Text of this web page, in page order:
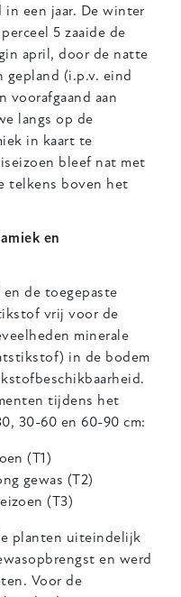
in een jaar. De winter
5 zaaide de
april, door de natte
gepland (i.p.v. eind
voorafgaand aan
langs op de
in kaart te
bleef nat met
telkens boven het
en
de toegepaste
vrij voor de
minerale
in de bodem
tijdens het
30-60 en 60-90 cm:
(T1)
gewas (T2)
(T3)
planten uiteindelijk
en werd
Voor de